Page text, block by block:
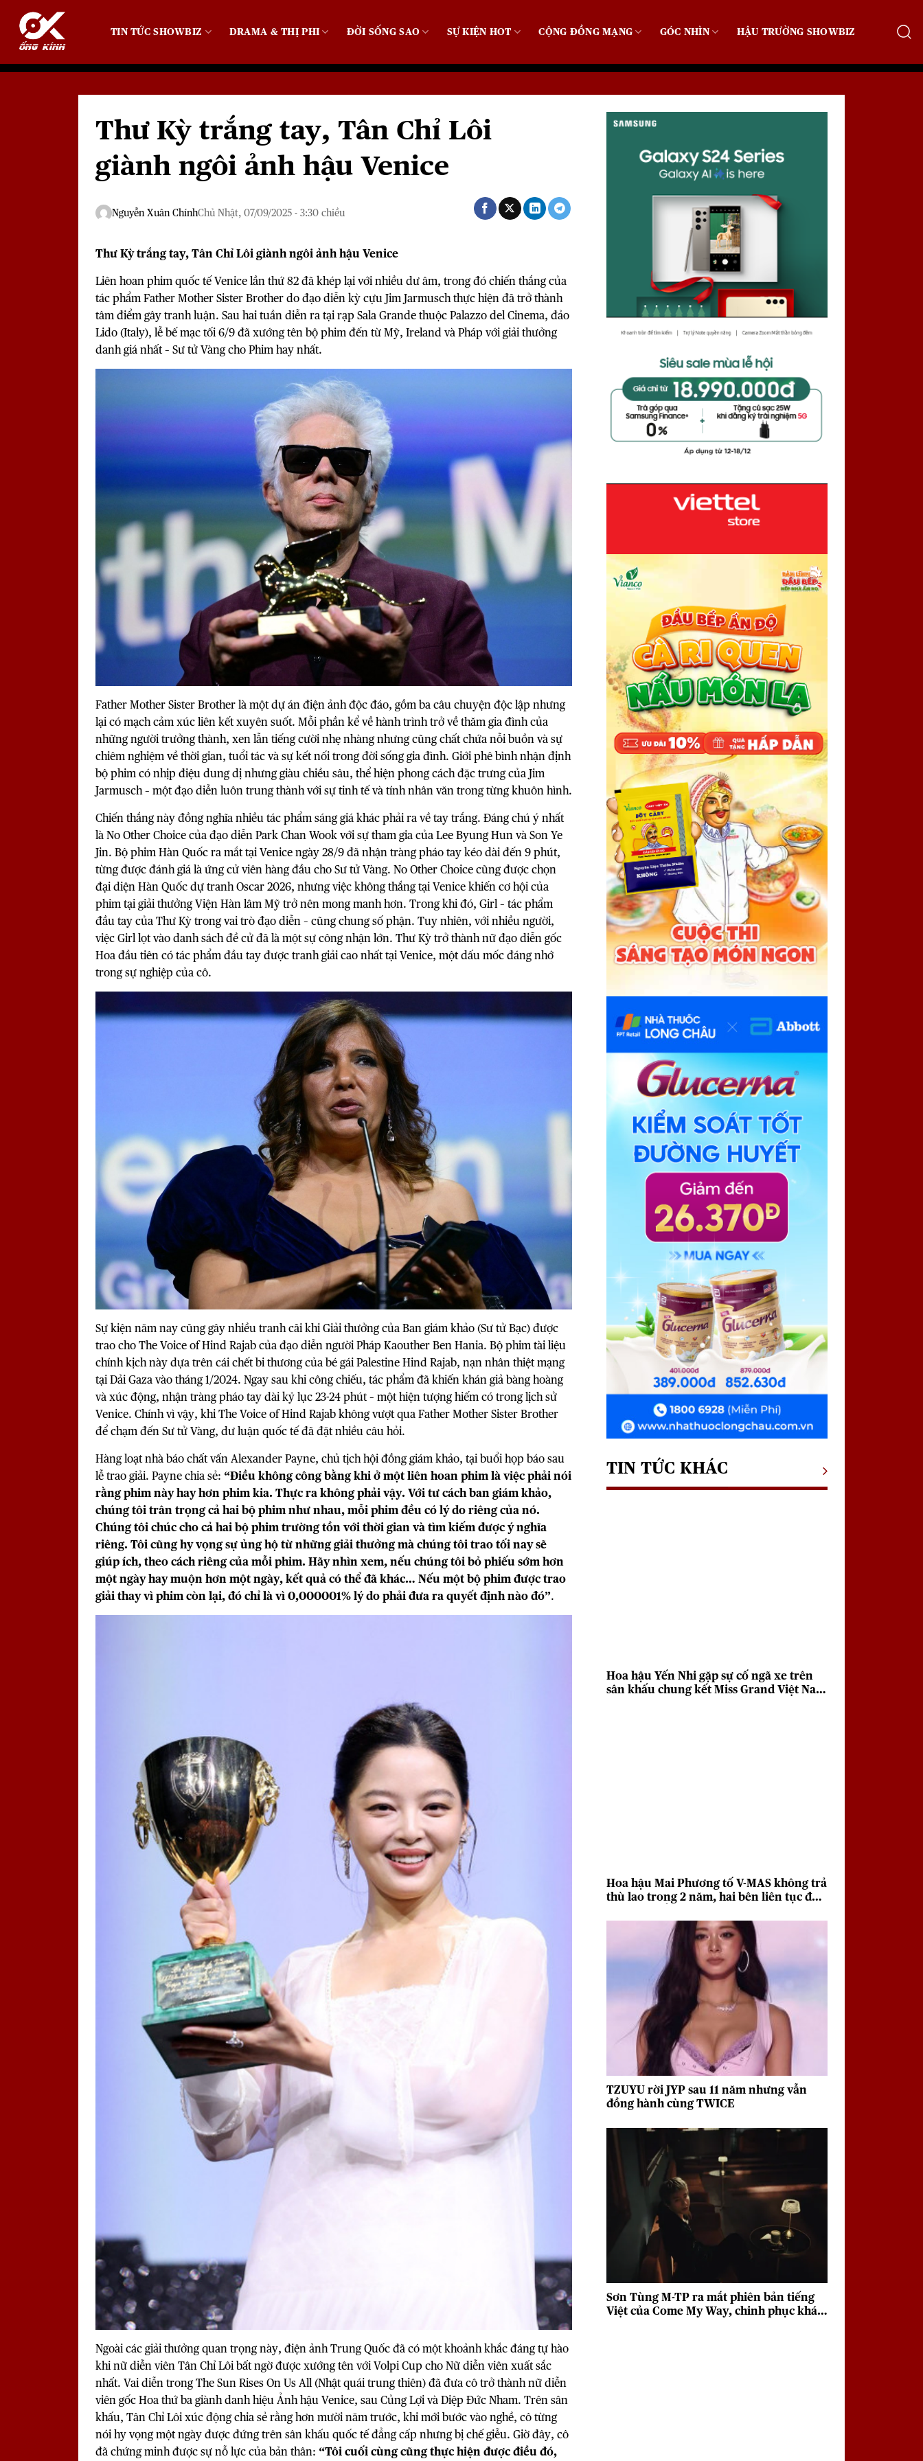
TIN TỨC SHOWBIZ DRAMA & THỊ PHI ĐỜI SỐNG SAO SỰ KIỆN HOT CỘNG ĐỒNG MẠNG GÓC NHÌN HẬU TRƯỜNG SHOWBIZ
Thư Kỳ trắng tay, Tân Chỉ Lôi
giành ngôi ảnh hậu Venice
Nguyễn Xuân ChínhChủ Nhật, 07/09/2025 - 3:30 chiều
Thư Kỳ trắng tay, Tân Chỉ Lôi giành ngôi ảnh hậu Venice
Liên hoan phim quốc tế Venice lần thứ 82 đã khép lại với nhiều dư âm, trong đó chiến thắng của
tác phẩm Father Mother Sister Brother do đạo diễn kỳ cựu Jim Jarmusch thực hiện đã trở thành
tâm điểm gây tranh luận. Sau hai tuần diễn ra tại rạp Sala Grande thuộc Palazzo del Cinema, đảo
Lido (Italy), lễ bế mạc tối 6/9 đã xướng tên bộ phim đến từ Mỹ, Ireland và Pháp với giải thưởng
danh giá nhất – Sư tử Vàng cho Phim hay nhất.
Father Mother Sister Brotherlà một dự án điện ảnh độc đáo, gồm ba câu chuyện độc lập nhưng
lại có mạch cảm xúc liên kết xuyên suốt. Mỗi phần kể về hành trình trở về thăm gia đình của
những người trưởng thành, xen lẫn tiếng cười nhẹ nhàng nhưng cũng chất chứa nỗi buồn và sự
chiêm nghiệm về thời gian, tuổi tác và sự kết nối trong đời sống gia đình. Giới phê bình nhận định
bộ phim có nhịp điệu dung dị nhưng giàu chiều sâu, thể hiện phong cách đặc trưng của Jim
Jarmusch – một đạo diễn luôn trung thành với sự tinh tế và tính nhân văn trong từng khuôn hình.
Chiến thắng này đồng nghĩa nhiều tác phẩm sáng giá khác phải ra về tay trắng. Đáng chú ý nhất
là No Other Choice của đạo diễn Park Chan Wook với sự tham gia của Lee Byung Hun và Son Ye
Jin. Bộ phim Hàn Quốc ra mắt tại Venice ngày 28/9 đã nhận tràng pháo tay kéo dài đến 9 phút,
từng được đánh giá là ứng cử viên hàng đầu cho Sư tử Vàng. No Other Choice cũng được chọn
đại diện Hàn Quốc dự tranh Oscar 2026, nhưng việc không thắng tại Venice khiến cơ hội của
phim tại giải thưởng Viện Hàn lâm Mỹ trở nên mong manh hơn. Trong khi đó, Girl – tác phẩm
đầu tay của Thư Kỳ trong vai trò đạo diễn – cũng chung số phận. Tuy nhiên, với nhiều người,
việc Girl lọt vào danh sách đề cử đã là một sự công nhận lớn. Thư Kỳ trở thành nữ đạo diễn gốc
Hoa đầu tiên có tác phẩm đầu tay được tranh giải cao nhất tại Venice, một dấu mốc đáng nhớ
trong sự nghiệp của cô.
Sự kiện năm nay cũng gây nhiều tranh cãi khi Giải thưởng của Ban giám khảo (Sư tử Bạc) được
trao cho The Voice of Hind Rajab của đạo diễn người Pháp Kaouther Ben Hania. Bộ phim tài liệu
chính kịch này dựa trên cái chết bi thương của bé gái Palestine Hind Rajab, nạn nhân thiệt mạng
tại Dải Gaza vào tháng 1/2024. Ngay sau khi công chiếu, tác phẩm đã khiến khán giả bàng hoàng
và xúc động, nhận tràng pháo tay dài kỷ lục 23-24 phút – một hiện tượng hiếm có trong lịch sử
Venice. Chính vì vậy, khi The Voice of Hind Rajab không vượt qua Father Mother Sister Brother
để chạm đến Sư tử Vàng, dư luận quốc tế đã đặt nhiều câu hỏi.
Hàng loạt nhà báo chất vấn Alexander Payne, chủ tịch hội đồng giám khảo, tại buổi họp báo sau
lễ trao giải. Payne chia sẻ: “Điều không công bằng khi ở một liên hoan phim là việc phải nói
rằng phim này hay hơn phim kia. Thực ra không phải vậy. Với tư cách ban giám khảo,
chúng tôi trân trọng cả hai bộ phim như nhau, mỗi phim đều có lý do riêng của nó.
Chúng tôi chúc cho cả hai bộ phim trường tồn với thời gian và tìm kiếm được ý nghĩa
riêng. Tôi cũng hy vọng sự ủng hộ từ những giải thưởng mà chúng tôi trao tối nay sẽ
giúp ích, theo cách riêng của mỗi phim. Hãy nhìn xem, nếu chúng tôi bỏ phiếu sớm hơn
một ngày hay muộn hơn một ngày, kết quả có thể đã khác… Nếu một bộ phim được trao
giải thay vì phim còn lại, đó chỉ là vì 0,000001% lý do phải đưa ra quyết định nào đó”.
Ngoài các giải thưởng quan trọng này, điện ảnh Trung Quốc đã có một khoảnh khắc đáng tự hào
khi nữ diễn viên Tân Chỉ Lôi bất ngờ được xướng tên với Volpi Cup cho Nữ diễn viên xuất sắc
nhất. Vai diễn trong The Sun Rises On Us All (Nhật quái trung thiên) đã đưa cô trở thành nữ diễn
viên gốc Hoa thứ ba giành danh hiệu Ảnh hậu Venice, sau Củng Lợi và Diệp Đức Nham. Trên sân
khấu, Tân Chỉ Lôi xúc động chia sẻ rằng hơn mười năm trước, khi mới bước vào nghề, cô từng
nói hy vọng một ngày được đứng trên sân khấu quốc tế đẳng cấp nhưng bị chế giễu. Giờ đây, cô
đã chứng minh được sự nỗ lực của bản thân: “Tôi cuối cùng cũng thực hiện được điều đó,
TIN TỨC KHÁC
Hoa hậu Yến Nhi gặp sự cố ngã xe trên
sân khấu chung kết Miss Grand Việt Nam
Hoa hậu Mai Phương tố V-MAS không trả
thù lao trong 2 năm, hai bên liên tục đưa
TZUYU rời JYP sau 11 năm nhưng vẫn
đồng hành cùng TWICE
Sơn Tùng M-TP ra mắt phiên bản tiếng
Việt của Come My Way, chinh phục khán